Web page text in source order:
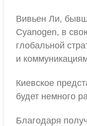
Вивьен Ли,
Cyanogen, в
глобальной
и
Киевское
будет немного
Благодаря